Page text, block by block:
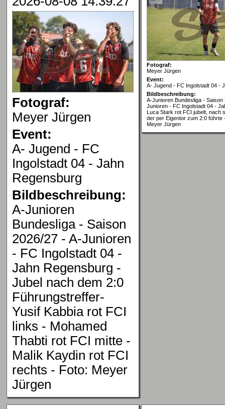
Fotograf:
Meyer Jürgen
Event:
A- Jugend - FC
Ingolstadt 04 - Jahn
Regensburg
Bildbeschreibung:
A-Junioren
Bundesliga - Saison
2026/27 - A-Junioren
- FC Ingolstadt 04 -
Jahn Regensburg -
Jubel nach dem 2:0
Führungstreffer-
Yusif Kabbia rot FCI
links - Mohamed
Thabti rot FCI mitte -
Malik Kaydin rot FCI
rechts - Foto: Meyer
Jürgen
Fotograf:
Meyer Jürgen
Event:
A- Jugend - FC Ingolstadt 04 -
Bildbeschreibung:
A-Junioren Bundesliga - Saison
Junioren - FC Ingolstadt 04 -
Luca Stark rot FCI jubelt, nach
der per Eigentor zum 2:0 führte
Meyer Jürgen